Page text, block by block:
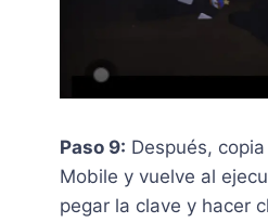
Paso 9: Después,
Mobile y vuelve al
pegar la clave y hacer